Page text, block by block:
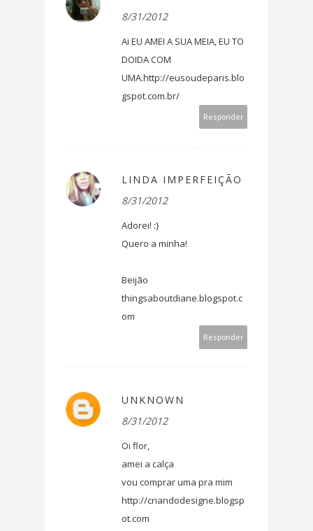
8/31/2012
Ai EU AMEI A SUA MEIA, EU TO
DOIDA COM
UMA.http://eusoudeparis.blo
gspot.com.br/
Responder
LINDA IMPERFEIÇÃO
8/31/2012
Adorei! :}
Quero a minha!
Beijão
thingsaboutdiane.blogspot.c
om
Responder
UNKNOWN
8/31/2012
Oi flor,
amei a calça
vou comprar uma pra mim
http://criandodesigne.blogsp
ot.com